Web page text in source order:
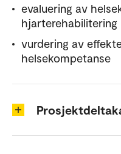
evaluering av
hjarterehabilitering
vurdering av
helsekompetanse